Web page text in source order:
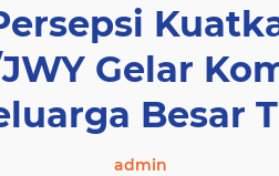
Gelar
Besar
admin